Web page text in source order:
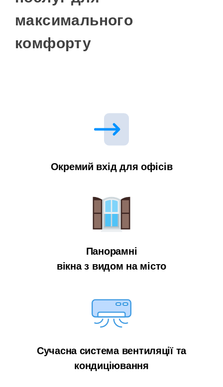
максимального
комфорту
Окремий вхід для офісів
Панорамні
вікна з видом на місто
Сучасна система вентиляції та
кондиціювання